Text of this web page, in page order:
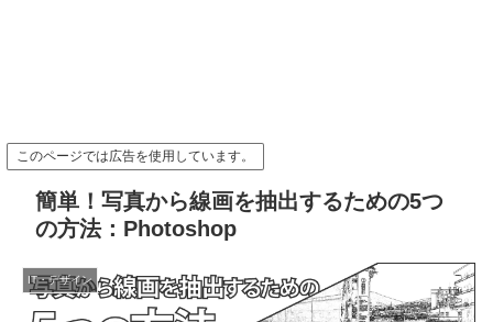
このページでは広告を使用しています。
簡単！写真から線画を抽出するための5つ
の方法：Photoshop
IT・デザイン